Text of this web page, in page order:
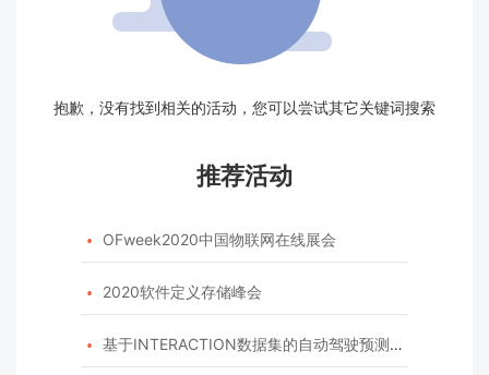
抱歉，没有找到相关的活动，您可以尝试其它关键词搜索
推荐活动
 OFweek2020中国物联网在线展会
 2020软件定义存储峰会
 基于INTERACTION数据集的自动驾驶预测模型挑战赛